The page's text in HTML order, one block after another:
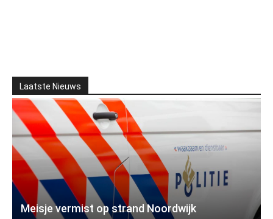
Laatste Nieuws
Meisje vermist op strand Noordwijk